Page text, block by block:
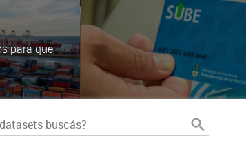
para que